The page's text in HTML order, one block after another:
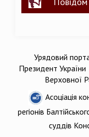
Урядовий
Президент України
Верховної
Асоціація
регіонів
суддів